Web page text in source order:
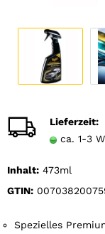
Lieferzeit:
ca. 1-3
Inhalt: 473ml
GTIN:
Spezielles